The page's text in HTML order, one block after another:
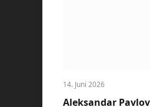
14. Juni 2026
Aleksandar